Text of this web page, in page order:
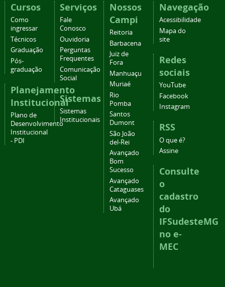
Cursos
Como
ingressar
Técnicos
Graduação
Pós-
graduação
Planejamento
Institucional
Plano de
Desenvolvimento
Institucional
- PDI
Serviços
Fale
Conosco
Ouvidoria
Perguntas
Frequentes
Comunicação
Social
Sistemas
Sistemas
Institucionais
Nossos
Campi
Reitoria
Barbacena
Juiz de
Fora
Manhuaçu
Muriaé
Rio
Pomba
Santos
Dumont
São João
del-Rei
Avançado
Bom
Sucesso
Avançado
Cataguases
Avançado
Ubá
Navegação
Acessibilidade
Mapa do
site
Redes
sociais
YouTube
Facebook
Instagram
RSS
O que é?
Assine
Consulte
o
cadastro
do
IFSudesteMG
no e-
MEC